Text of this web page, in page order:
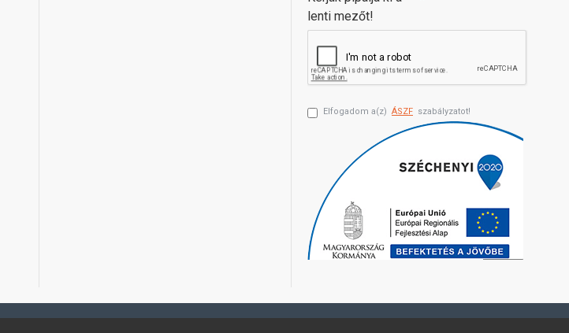
lenti mezőt!
Elfogadom a(z) ÁSZF szabályzatot!